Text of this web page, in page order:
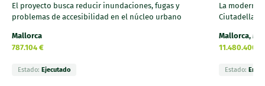
El proyecto busca reducir inundaciones, fugas y
problemas de accesibilidad en el núcleo urbano
Mallorca
787.104 €
Estado: Ejecutado
La
Ciutadella y
Mallorca,
11.480.400 €
Estado: En